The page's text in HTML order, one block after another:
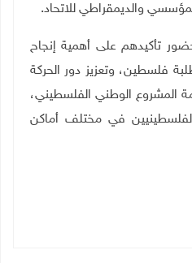
والديمقراطي للاتحاد.
تأكيدهم على أهمية إنجاح
فلسطين، وتعزيز دور الحركة
المشروع الوطني الفلسطيني،
في مختلف أماكن